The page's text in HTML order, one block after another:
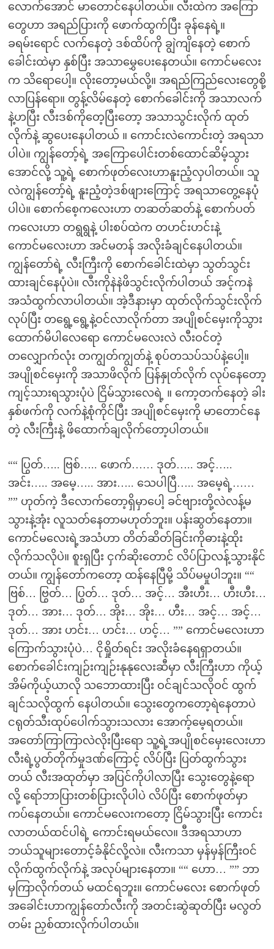
လောက်အောင် မာတောင်နေပါတယ်။ လီးထဲက အကြော
တွေဟာ အရည်ပြားကို ဖောက်ထွက်ပြီး ခုန်နေရဲ့။
ခရမ်းရောင် လက်နေတဲ့ ဒစ်ထိပ်ကို ချွဲကျိနေတဲ့ စောက်
ခေါင်းထဲမှာ နှစ်ပြီး အသာမွှေပေးနေတယ်။ ကောင်မလေး
က သိရောပေါ့။ လိုးတော့မယ်လို့။ အရည်ကြည်လေးတွေစို့
လာပြန်ရော။ တွန့်လိမ်နေတဲ့ စောက်ခေါင်းကို အသာလက်
နဲ့ဟပြီး လီးဒစ်ကိုတေ့ပြီးတော့ အသာသွင်းလိုက် ထုတ်
လိုက်နဲ့ ဆွပေးနေပါတယ် ။ ကောင်းလဲကောင်းတဲ့ အရသာ
ပါပဲ။ ကျွန်တော့်ရဲ့ အကြောပေါင်းတစ်ထောင်ဆိမ့်သွား
အောင်လို့ သူ့ရဲ့ စောက်ဖုတ်လေးဟာနူးညံ့လှပါတယ်။ သူ
လဲကျွန်တော့်ရဲ့ နူးညံ့တဲ့ဒစ်ဖျားကြောင့် အရသာတွေ့နေပုံ
ပါပဲ။ စောက်စေ့ကလေးဟာ တဆတ်ဆတ်နဲ့ စောက်ပတ်
ကလေးဟာ တရွရွနဲ့ ပါးစပ်ထဲက တဟင်းဟင်းနဲ့
ကောင်မလေးဟာ အင်မတန် အလိုးခံချင်နေပါတယ်။
ကျွန်တော်ရဲ့ လီးကြီးကို စောက်ခေါင်းထဲမှာ သွတ်သွင်း
ထားချင်နေပုံပဲ။ လီးကိုနဲနဲဖိသွင်းလိုက်ပါတယ် အင့်ကနဲ
အသံထွက်လာပါတယ်။ အဲ့ဒီနားမှာ ထုတ်လိုက်သွင်းလိုက်
လုပ်ပြီး တရွေ့ရွေ့နဲ့ဝင်လာလိုက်တာ အပျိုစင်မှေးကိုသွား
ထောက်မိပါလေရော ကောင်မလေးလဲ လီးဝင်တဲ့
တလျှောက်လုံး တကျွတ်ကျွတ်နဲ့ စုပ်တသပ်သပ်နဲ့ပေါ့။
အပျိုစင်မှေးကို အသာဖိလိုက် ပြန်နှုတ်လိုက် လုပ်နေတော့
ကျင့်သားရသွားပုံပဲ ငြိမ်သွားလေရဲ့ ။ ကော့တက်နေတဲ့ ခါး
နှစ်ဖက်ကို လက်နဲ့စုံကိုင်ပြီး အပျိုစင်မှေးကို မာတောင်နေ
တဲ့ လီးကြီးနဲ့ ဖိထောက်ချလိုက်တော့ပါတယ်။
““ ပြွတ်….. ဗြစ်….. ဖောက်…… ဒုတ်….. အင့်…..
အင်း….. အမေ့….. အား….. သေပါပြီ….. အမေ့ရဲ့……
”” ဟုတ်ကဲ့ ဒီလောက်တော့ရှိမှာပေါ့ ခင်ဗျားတို့လဲလန့်မ
သွားနဲ့အုံး လူသတ်နေတာမဟုတ်ဘူး။ ပန်းဆွတ်နေတာ။
ကောင်မလေးရဲ့အသံဟာ တိတ်ဆိတ်ခြင်းကိုဓားနဲ့ထိုး
လိုက်သလိုပဲ။ စူးရှပြီး ငှက်ဆိုးတောင် လိပ်ပြာလန့်သွားနိုင်
တယ်။ ကျွန်တော်ကတော့ ထန်နေပြီမို့ သိပ်မမှုပါဘူး။ ““
ဗြစ်… ဗြွတ်… ပြွတ်… ဒုတ်… အင့်… အီးဟီး… ဟီးဟီး…
ဒုတ်… အား… ဒုတ်… အိုး… အိုး… ဟီး… အင့်… အင့်…
ဒုတ်… အား ဟင်း… ဟင်း… ဟင့်… ”” ကောင်မလေးဟာ
ကြောက်သွားပုံပဲ… ငိုရှိုတ်ရင်း အလိုးခံနေရရှာတယ်။
စောက်ခေါင်းကျဉ်းကျဉ်းနုနုလေးဆီမှာ လီးကြီးဟာ ကိုယ့်
အိမ်ကိုယ့်ယာလို သဘောထားပြီး ဝင်ချင်သလိုဝင် ထွက်
ချင်သလိုထွက် နေပါတယ်။ သွေးတွေကတော့ရဲနေတာပဲ
ငရုတ်သီးထုပ်ပေါက်သွားသလား အောက့်မေ့ရတယ်။
အတော်ကြာကြာလဲလိုးပြီးရော သူ့ရဲ့အပျိုစင်မှေးလေးဟာ
လီးရဲ့ပွတ်တိုက်မှုဒဏ်ကြောင့် လိပ်ပြီး ပြတ်ထွက်သွား
တယ် လီးအထုတ်မှာ အပြင်ကိုပါလာပြီး သွေးတွေနဲ့ရော
လို့ ရော်ဘာပြားတစ်ပြားလိုပါပဲ လိပ်ပြီး စောက်ဖုတ်မှာ
ကပ်နေတယ်။ ကောင်မလေးကတော့ ငြိမ်သွားပြီး ကောင်း
လာတယ်ထင်ပါရဲ့ ကောင်းရမယ်လေ။ ဒီအရသာဟာ
ဘယ်သူများတောင့်ခံနိုင်လို့လဲ။ လီးကသာ မှန်မှန်ကြီးဝင်
လိုက်ထွက်လိုက်နဲ့ အလုပ်များနေတာ။ ““ ဟော… ”” ဘာ
မှကြာလိုက်တယ် မထင်ရဘူး။ ကောင်မလေး စောက်ဖုတ်
အခေါင်းဟာကျွန်တော်လီးကို အတင်းဆွဲဆုတ်ပြီး မလွတ်
တမ်း ညှစ်ထားလိုက်ပါတယ်။